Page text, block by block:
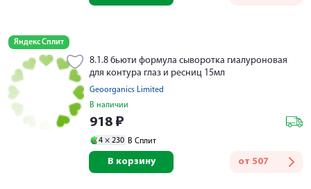
Яндекс Сплит
8.1.8 бьюти формула сыворотка гиалуроновая
для контура глаз и ресниц 15мл
Geoorganics Limited
В наличии
918 ₽
4 × 230 В Сплит
от 507
В корзину